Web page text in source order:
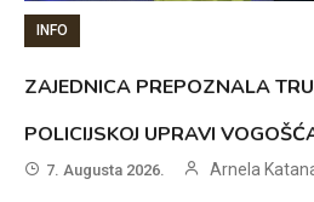
INFO
ZAJEDNICA PREPOZNALA
POLICIJSKOJ UPRAVI
7. Augusta 2026. Arnela